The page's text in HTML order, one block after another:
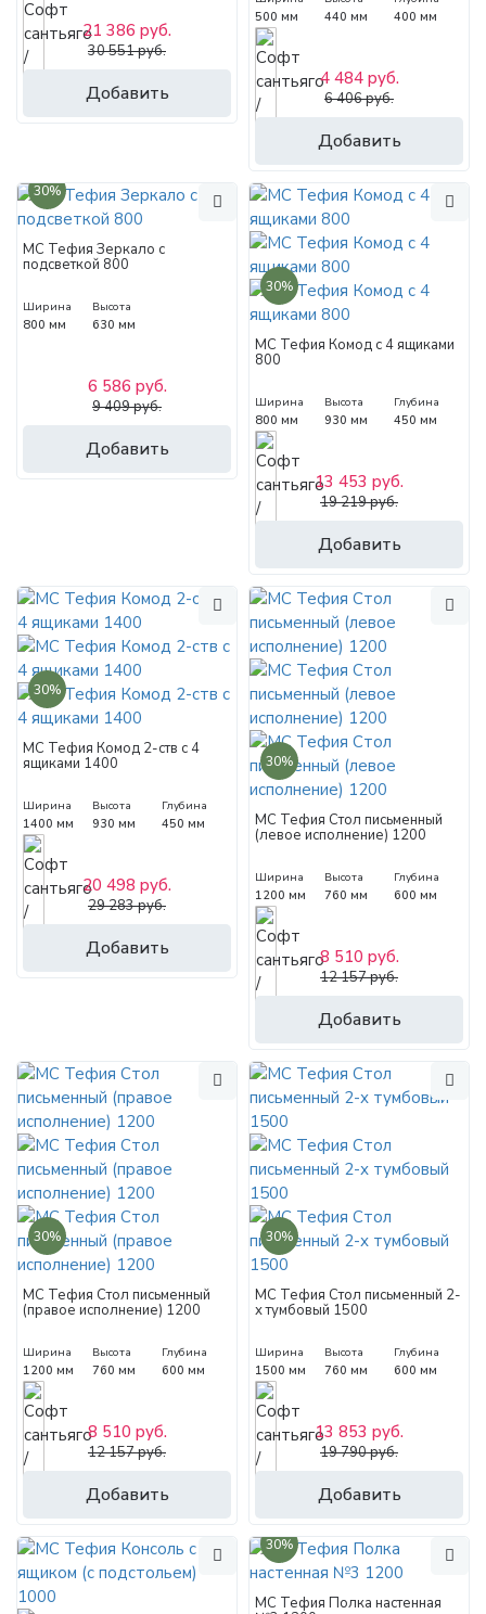
Добавить
21 386 руб.
30 551 руб.
500 мм 440 мм 400 мм
Добавить
4 484 руб.
6 406 руб.
30%
МС Тефия Зеркало с
подсветкой 800
Ширина
800 мм
Высота
630 мм
Добавить
6 586 руб.
9 409 руб.
30%
МС Тефия Комод с 4 ящиками
800
Ширина
800 мм
Высота
930 мм
Глубина
450 мм
Добавить
13 453 руб.
19 219 руб.
30%
МС Тефия Комод 2-ств с 4
ящиками 1400
Ширина
1400 мм
Высота
930 мм
Глубина
450 мм
Добавить
20 498 руб.
29 283 руб.
30%
МС Тефия Стол письменный
(левое исполнение) 1200
Ширина
1200 мм
Высота
760 мм
Глубина
600 мм
Добавить
8 510 руб.
12 157 руб.
30%
МС Тефия Стол письменный
(правое исполнение) 1200
Ширина
1200 мм
Высота
760 мм
Глубина
600 мм
Добавить
8 510 руб.
12 157 руб.
30%
МС Тефия Стол письменный 2-
х тумбовый 1500
Ширина
1500 мм
Высота
760 мм
Глубина
600 мм
Добавить
13 853 руб.
19 790 руб.
30%
МС Тефия Полка настенная